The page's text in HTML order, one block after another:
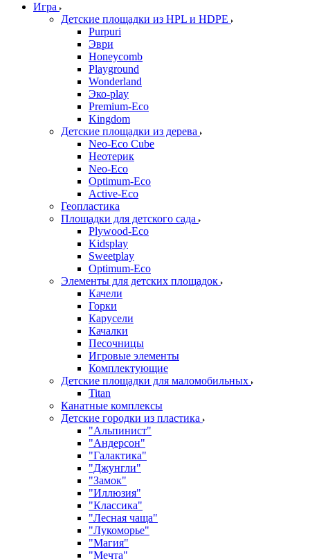
Игра
Детские площадки из HPL и HDPE
Purpuri
Эври
Honeycomb
Playground
Wonderland
Эко-play
Premium-Eco
Kingdom
Детские площадки из дерева
Neo-Eco Cube
Неотерик
Neo-Eco
Оptimum-Еco
Active-Eco
Геопластика
Площадки для детского сада
Plywood-Eco
Kidsplay
Sweetplay
Оptimum-Еco
Элементы для детских площадок
Качели
Горки
Карусели
Качалки
Песочницы
Игровые элементы
Комплектующие
Детские площадки для маломобильных
Titan
Канатные комплексы
Детские городки из пластика
"Альпинист"
"Андерсон"
"Галактика"
"Джунгли"
"Замок"
"Иллюзия"
"Классика"
"Лесная чаща"
"Лукоморье"
"Магия"
"Мечта"